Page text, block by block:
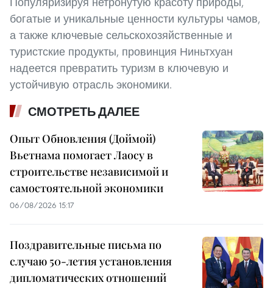
богатые и уникальные ценности культуры чамов,
а также ключевые сельскохозяйственные и
туристские продукты, провинция Ниньтхуан
надеется превратить туризм в ключевую и
устойчивую отрасль экономики.
СМОТРЕТЬ ДАЛЕЕ
Опыт Обновления (Доймой)
Вьетнама помогает Лаосу в
строительстве независимой и
самостоятельной экономики
06/08/2026 15:17
Поздравительные письма по
случаю 50-летия установления
дипломатических отношений